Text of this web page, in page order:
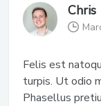
Chris
Felis est
turpis. Ut odio
Phasellus